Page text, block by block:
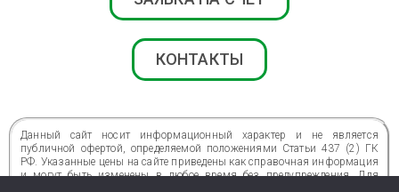
КОНТАКТЫ
Данный сайт носит информационный характер и не является
публичной офертой, определяемой положениями Статьи 437 (2) ГК
РФ. Указанные цены на сайте приведены как справочная информация
и могут быть изменены в любое время без предупреждения. Для